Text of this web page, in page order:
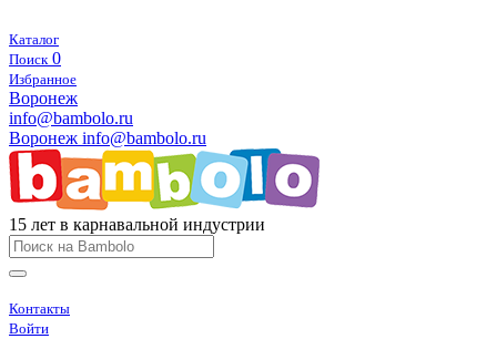
Каталог
Поиск 0
Избранное
Воронеж
info@bambolo.ru
Воронеж info@bambolo.ru
15 лет в карнавальной индустрии
Контакты
Войти